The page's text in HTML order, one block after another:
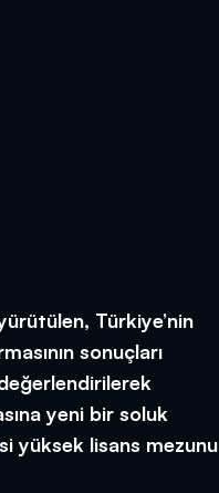
Türkiye’nin
sonuçları
yeni bir soluk
yüksek lisans mezunu